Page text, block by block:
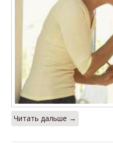
Читать дальше →